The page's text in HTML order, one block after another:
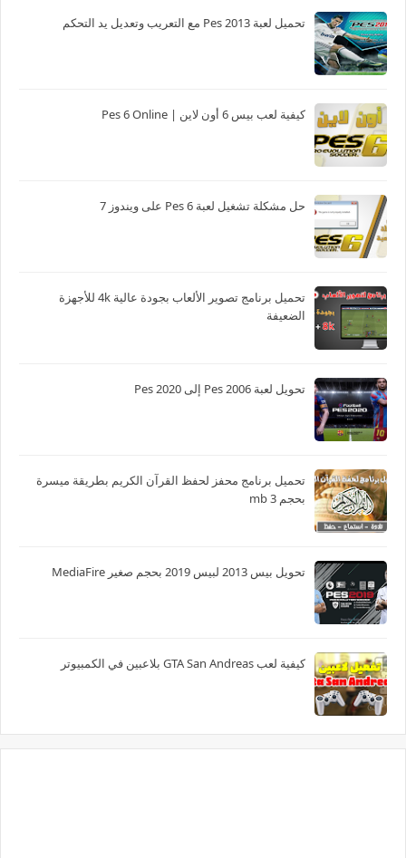
تحميل لعبة Pes 2013 مع التعريب وتعديل يد التحكم
كيفية لعب بيس 6 أون لاين | Pes 6 Online
حل مشكلة تشغيل لعبة Pes 6 على ويندوز 7
تحميل برنامج تصوير الألعاب بجودة عالية 4k للأجهزة
الضعيفة
تحويل لعبة Pes 2006 إلى Pes 2020
تحميل برنامج محفز لحفظ القرآن الكريم بطريقة ميسرة
بحجم 3 mb
تحويل بيس 2013 لبيس 2019 بحجم صغير MediaFire
كيفية لعب GTA San Andreas بلاعبين في الكمبيوتر